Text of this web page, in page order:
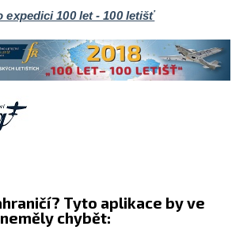
expedici 100 let - 100 letišť
Tyto aplikace by ve
chybět: